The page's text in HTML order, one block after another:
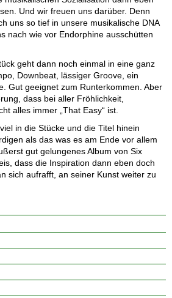
Und wir freuen uns darüber. Denn
uns so tief in unsere musikalische DNA
nach wie vor Endorphine ausschütten
geht dann noch einmal in eine ganz
Downbeat, lässiger Groove, ein
Gut geeignet zum Runterkommen. Aber
dass bei aller Fröhlichkeit,
alles immer „That Easy“ ist.
in die Stücke und die Titel hinein
als das was es am Ende vor allem
gut gelungenes Album von Six
dass die Inspiration dann eben doch
sich aufrafft, an seiner Kunst weiter zu